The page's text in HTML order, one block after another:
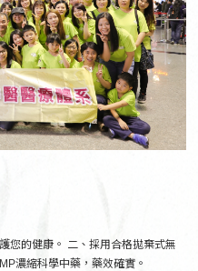
您的健康。 二、採用合格拋棄式無
濃縮科學中藥，藥效確實。